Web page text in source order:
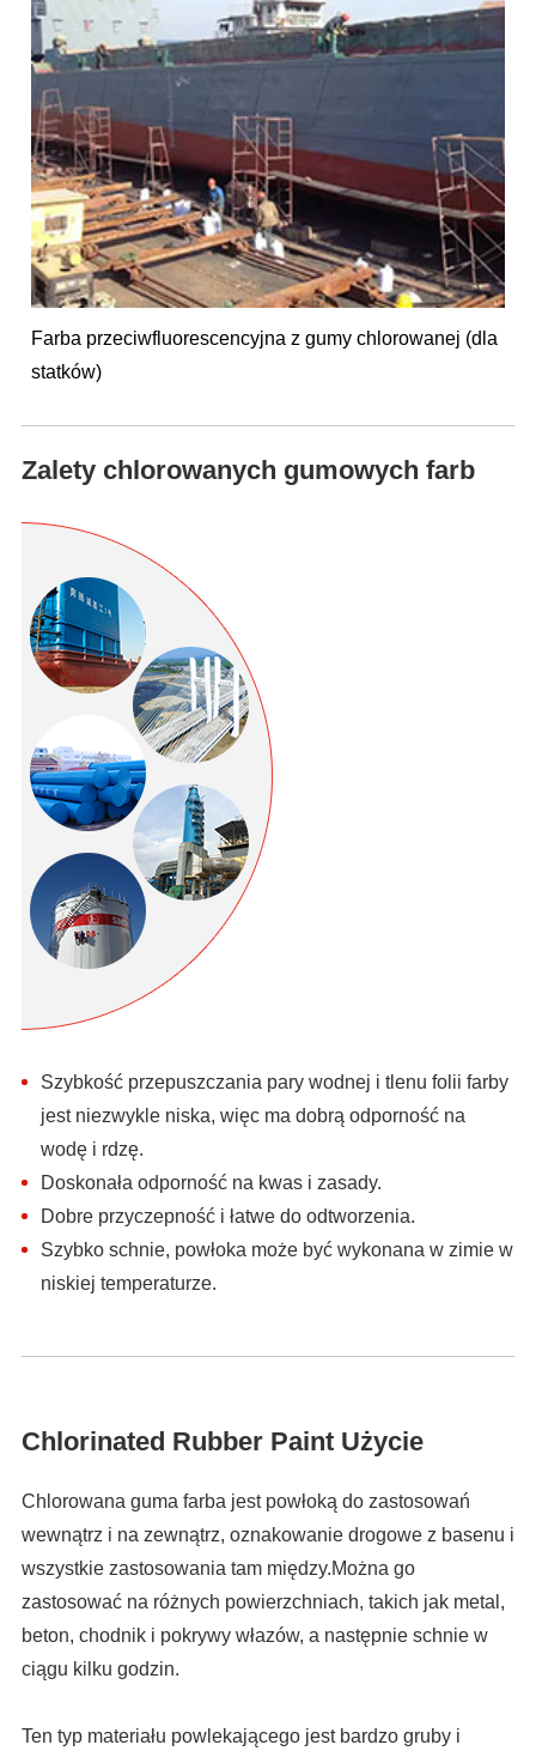
Farba przeciwfluorescencyjna z gumy chlorowanej (dla
statków)
Zalety chlorowanych gumowych farb
Szybkość przepuszczania pary wodnej i tlenu folii farby
jest niezwykle niska, więc ma dobrą odporność na
wodę i rdzę.
Doskonała odporność na kwas i zasady.
Dobre przyczepność i łatwe do odtworzenia.
Szybko schnie, powłoka może być wykonana w zimie w
niskiej temperaturze.
Chlorinated Rubber Paint Użycie
Chlorowana guma farba jest powłoką do zastosowań
wewnątrz i na zewnątrz, oznakowanie drogowe z basenu i
wszystkie zastosowania tam między.Można go
zastosować na różnych powierzchniach, takich jak metal,
beton, chodnik i pokrywy włazów, a następnie schnie w
ciągu kilku godzin.
Ten typ materiału powlekającego jest bardzo gruby i